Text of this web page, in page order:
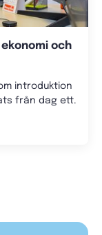
och
introduktion
från dag ett.